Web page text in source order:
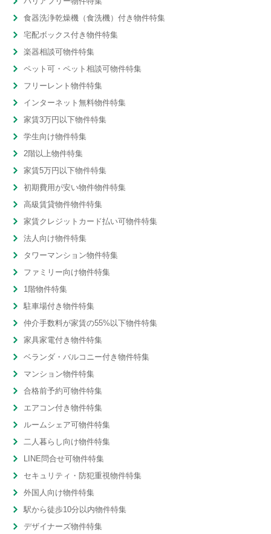
食器洗浄乾燥機（食洗機）付き物件特集
宅配ボックス付き物件特集
楽器相談可物件特集
ペット可・ペット相談可物件特集
フリーレント物件特集
インターネット無料物件特集
家賃3万円以下物件特集
学生向け物件特集
2階以上物件特集
家賃5万円以下物件特集
初期費用が安い物件物件特集
高級賃貸物件物件特集
家賃クレジットカード払い可物件特集
法人向け物件特集
タワーマンション物件特集
ファミリー向け物件特集
1階物件特集
駐車場付き物件特集
仲介手数料が家賃の55%以下物件特集
家具家電付き物件特集
ベランダ・バルコニー付き物件特集
マンション物件特集
合格前予約可物件特集
エアコン付き物件特集
ルームシェア可物件特集
二人暮らし向け物件特集
LINE問合せ可物件特集
セキュリティ・防犯重視物件特集
外国人向け物件特集
駅から徒歩10分以内物件特集
デザイナーズ物件特集